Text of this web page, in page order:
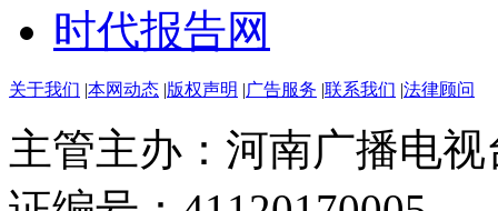
时代报告网
关于我们 |本网动态 |版权声明 |广告服务 |联系我们 |法律顾问
主管主办：河南广播电